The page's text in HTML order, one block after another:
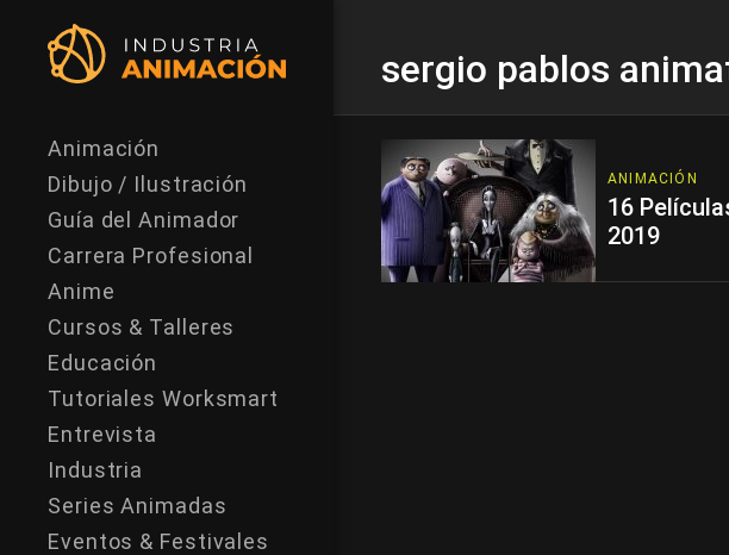
Animación
Dibujo / Ilustración
Guía del Animador
Carrera Profesional
Anime
Cursos & Talleres
Educación
Tutoriales Worksmart
Entrevista
Industria
Series Animadas
Eventos & Festivales
sergio pablos
ANIMACIÓN
16
2019